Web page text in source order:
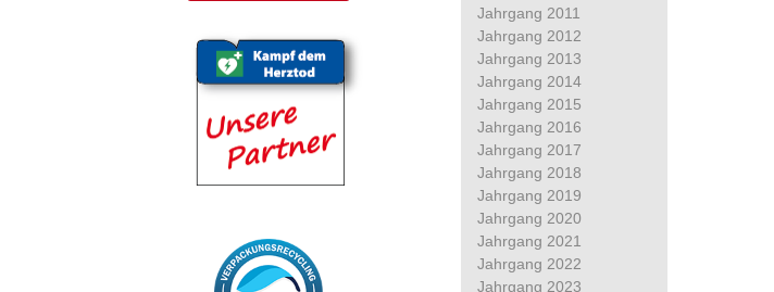
Jahrgang 2011
Jahrgang 2012
Jahrgang 2013
Jahrgang 2014
Jahrgang 2015
Jahrgang 2016
Jahrgang 2017
Jahrgang 2018
Jahrgang 2019
Jahrgang 2020
Jahrgang 2021
Jahrgang 2022
Jahrgang 2023